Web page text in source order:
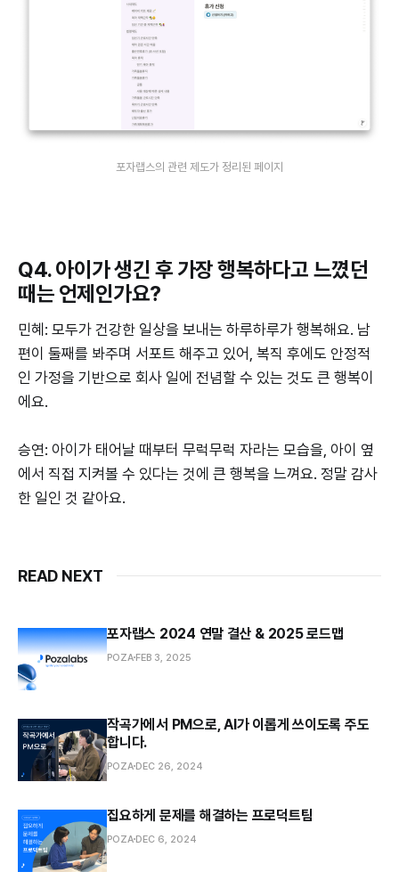
포자랩스의 관련 제도가 정리된 페이지
Q4. 아이가 생긴 후 가장 행복하다고 느꼈던
때는 언제인가요?
민혜: 모두가 건강한 일상을 보내는 하루하루가 행복해요. 남
편이 둘째를 봐주며 서포트 해주고 있어, 복직 후에도 안정적
인 가정을 기반으로 회사 일에 전념할 수 있는 것도 큰 행복이
에요.
승연: 아이가 태어날 때부터 무럭무럭 자라는 모습을, 아이 옆
에서 직접 지켜볼 수 있다는 것에 큰 행복을 느껴요. 정말 감사
한 일인 것 같아요.
READ NEXT
포자랩스 2024 연말 결산 & 2025 로드맵
POZA FEB 3, 2025
작곡가에서 PM으로, AI가 이롭게 쓰이도록 주도
합니다.
POZA DEC 26, 2024
집요하게 문제를 해결하는 프로덕트팀
POZA DEC 6, 2024